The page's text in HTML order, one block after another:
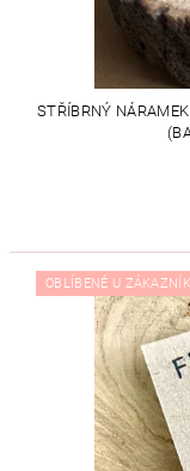
STŘÍBRNÝ
OBLÍBENÉ U